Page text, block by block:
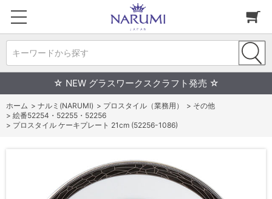
キーワードから探す
☆ NEW グラスワークスクラフト発売 ☆
ホーム > ナルミ(NARUMI) > プロスタイル（業務用） > その他
> 絵番52254・52255・52256
> プロスタイル ケーキプレート 21cm (52256-1086)